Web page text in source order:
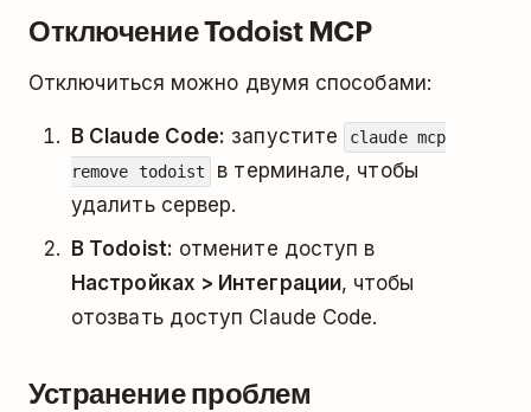
Отключение Todoist MCP
Отключиться можно двумя способами:
В Claude Code: запустите
claude mcp
remove todoist
в терминале, чтобы
удалить сервер.
В Todoist: отмените доступ в
Настройках > Интеграции, чтобы
отозвать доступ Claude Code.
Устранение проблем